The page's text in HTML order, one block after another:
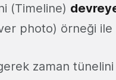
(Timeline)
photo) örneği ile
zaman